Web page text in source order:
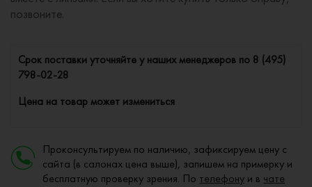
позвоните.
Cрок поставки уточняйте у наших менеджеров по 8 (495)
798-02-28
Цена на товар может измениться
Проконсультируем по наличию, зафиксируем цену с
сайта (в салонах цена выше), запишем на примерку и
бесплатную проверку зрения. По телефону и в чате